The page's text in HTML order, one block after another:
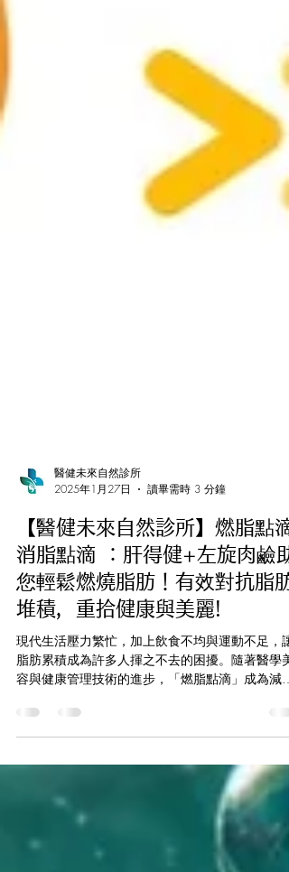
醫健未來自然診所
2025年1月27日
讀畢需時 3 分鐘
【醫健未來自然診所】燃脂點
消脂點滴 ：肝得健+左旋肉鹼助
您輕鬆燃燒脂肪！有效對抗脂肪
堆積，重拾健康與美麗!
現代生活壓力繁忙，加上飲食不均與運動不足，讓
瘦身的新選擇。其中，「 肝得健 」與「 左旋肉鹼
」是燃脂點滴的兩大核心成分，能有效提升新陳代
謝，讓您健康燃脂。...